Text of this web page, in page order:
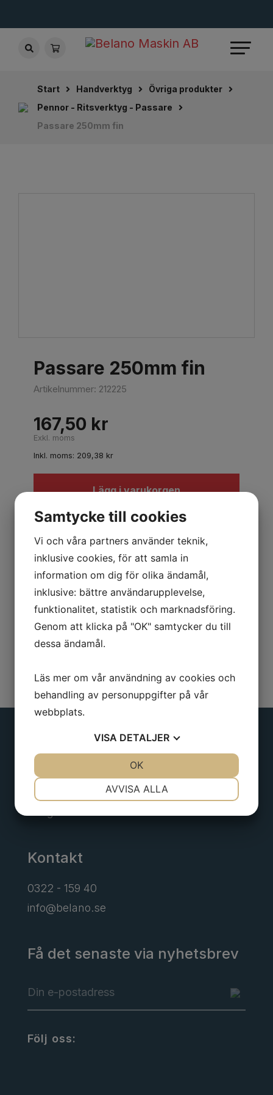
Start Handverktyg
Övriga produkter
Pennor - Ritsverktyg - Passare
Passare 250mm fin
Passare 250mm fin
Artikelnummer: 212225
167,50 kr
Exkl. moms
Inkl. moms: 209,38 kr
Lägg i varukorgen
Beskrivning
Med fininställning
Skänkellängd: 250 mm
Adress
Kontakt
0322 - 159 40
info@belano.se
Få det senaste via nyhetsbrev
Följ oss:
Samtycke till cookies
Vi och våra partners använder teknik,
inklusive cookies, för att samla in
information om dig för olika ändamål,
inklusive: bättre användarupplevelse,
funktionalitet, statistik och marknadsföring.
Genom att klicka på "OK" samtycker du till
dessa ändamål.
Läs mer om vår användning av cookies och
behandling av personuppgifter på vår
webbplats.
VISA DETALJER
AVVISA ALLA
OK